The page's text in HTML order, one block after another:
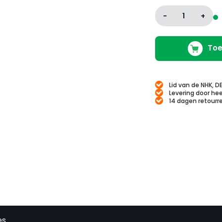
- 1 +
Lid van de NHK,
Levering door
14 dagen